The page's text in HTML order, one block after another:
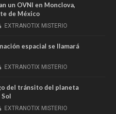
un OVNI en Monclova,
de México
EXTRANOTIX MISTERIO
espacial se llamará
EXTRANOTIX MISTERIO
del tránsito del planeta
EXTRANOTIX MISTERIO